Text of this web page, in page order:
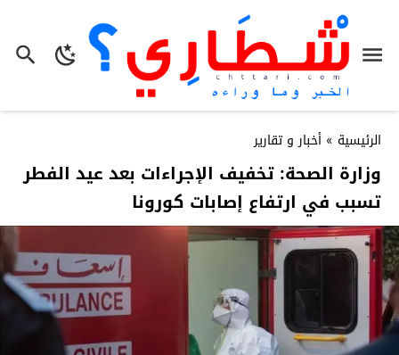
الرئيسية » أخبار و تقارير
وزارة الصحة: تخفيف الإجراءات بعد عيد الفطر
تسبب في ارتفاع إصابات كورونا